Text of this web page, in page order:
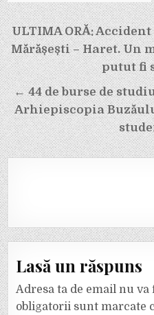
Navigare
în
articole
ULTIMA ORĂ:
Mărășești – Haret. Un
putut fi
← 44 de burse de
Arhiepiscopia
Lasă un răspuns
Adresa ta de email nu va
obligatorii sunt marcate